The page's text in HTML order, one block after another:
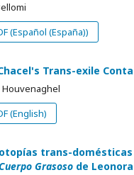
(Español (España))
Trans-exile
Houvenaghel
(English)
trans-domésticas
Grasoso de